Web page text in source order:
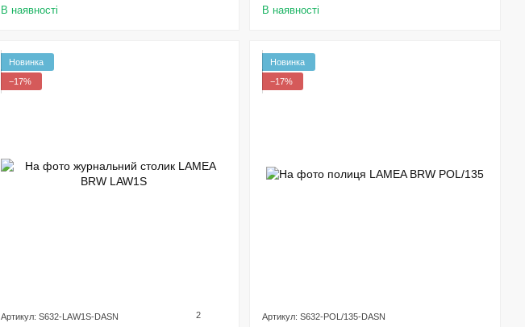
В наявності В наявності
Новинка
−17%
Артикул: S632-LAW1S-DASN 2
Новинка
−17%
Артикул: S632-POL/135-DASN